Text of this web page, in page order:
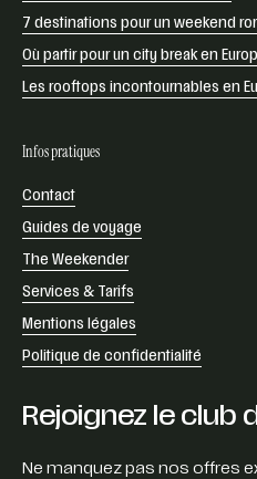
7 destinations pour un weekend
Où partir pour un city break en
Les rooftops incontournables en
Infos pratiques
Contact
Guides de voyage
The Weekender
Services & Tarifs
Mentions légales
Politique de confidentialité
Rejoignez le club
Ne manquez pas nos offres